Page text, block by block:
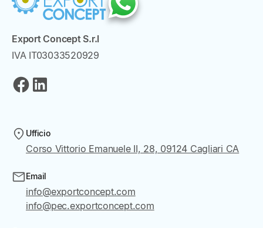
Export Concept S.r.l
IVA IT03033520929
Ufficio
Corso Vittorio Emanuele II, 28, 09124 Cagliari CA
Email
info@exportconcept.com
info@pec.exportconcept.com